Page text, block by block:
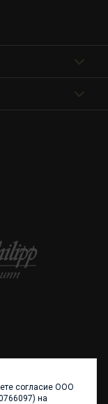
согласие ООО
на